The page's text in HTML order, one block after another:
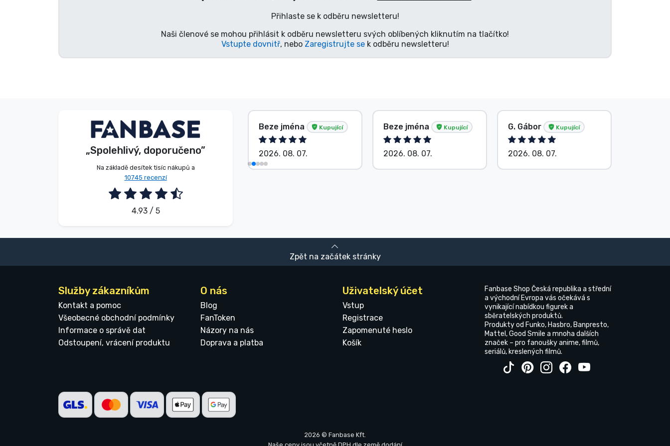
Přihlaste se k odběru newsletteru!
Naši členové se mohou přihlásit k odběru newsletteru svých oblíbených kliknutím na tlačítko!
Vstupte dovnitř, nebo Zaregistrujte sek odběru newsletteru!
„Spolehlivý, doporučeno”
Na základě desítek tisíc nákupů a
10745 recenzí
4.93 / 5
Beze jména Kupující
2026. 08. 08.
Beze jména Kupující
2026. 08. 07.
Beze jména Kupující
2026. 08. 07.
G. Gábor Kupující
2026. 08. 07.
Zpět na začátek stránky
Služby zákazníkům
Kontakt a pomoc
Všeobecné obchodní podmínky
Informace o správě dat
Odstoupení, vrácení produktu
O nás
Blog
FanToken
Názory na nás
Doprava a platba
Uživatelský účet
Vstup
Registrace
Zapomenuté heslo
Košík
Fanbase Shop Česká republika a střední
a východní Evropa vás očekává s
vynikající nabídkou figurek a
sběratelských produktů.
Produkty od Funko, Hasbro, Banpresto,
Mattel, Good Smile a mnoha dalších
značek – pro fanoušky anime, filmů,
seriálů, kreslených filmů.
2026 © Fanbase Kft.